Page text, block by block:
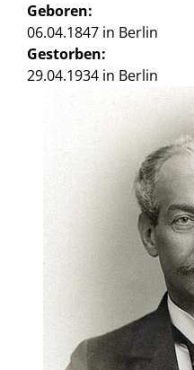
Geboren:
06.04.1847 in Berlin
Gestorben:
29.04.1934 in Berlin